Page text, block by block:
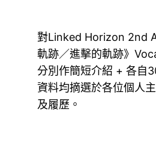
對Linked Horizon 2nd
軌跡／進擊的軌跡》
分別作簡短介紹 + 各自
資料均摘選於各位個人
及履歷。